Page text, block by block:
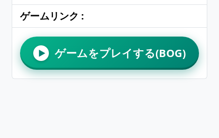
ゲームリンク :
▶ ゲームをプレイする(BOG)